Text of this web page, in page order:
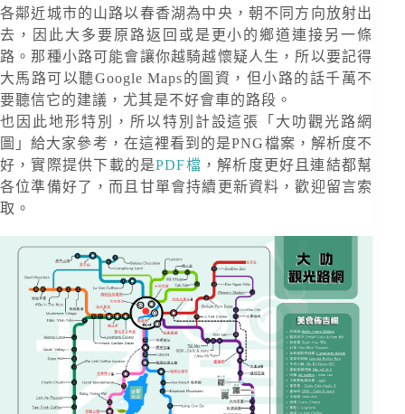
各鄰近城市的山路以春香湖為中央，朝不同方向放射出
去，因此大多要原路返回或是更小的鄉道連接另一條
路。那種小路可能會讓你越騎越懷疑人生，所以要記得
大馬路可以聽Google Maps的圖資，但小路的話千萬不
要聽信它的建議，尤其是不好會車的路段。
也因此地形特別，所以特別計設這張「大叻觀光路網
圖」給大家參考，在這裡看到的是PNG檔案，解析度不
好，實際提供下載的是PDF檔 ，解析度更好且連結都幫
各位準備好了，而且甘單會持續更新資料，歡迎留言索
取。